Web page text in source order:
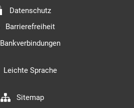
Datenschutz
Barrierefreiheit
Bankverbindungen
Leichte Sprache
Sitemap